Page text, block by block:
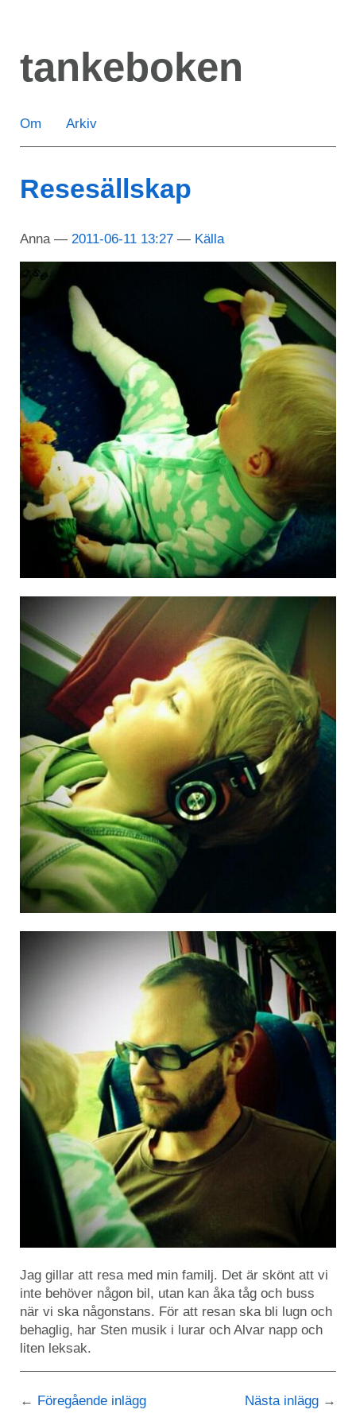
huvudinnehåll
tankeboken
Om Arkiv
Resesällskap
Anna 2011-06-11 13:27 Källa
Jag gillar att resa med min familj. Det är skönt att vi
inte behöver någon bil, utan kan åka tåg och buss
när vi ska någonstans. För att resan ska bli lugn och
behaglig, har Sten musik i lurar och Alvar napp och
liten leksak.
Föregående inlägg Nästa inlägg